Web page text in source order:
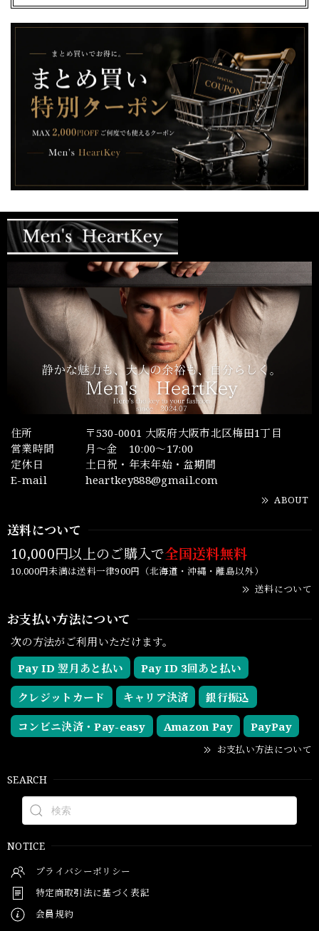
住所
〒530-0001 大阪府大阪市北区梅田1丁目
営業時間
月～金 10:00～17:00
定休日
土日祝・年末年始・盆期間
E-mail
heartkey888@gmail.com
ABOUT
送料について
10,000円以上のご購入で全国送料無料
10,000円未満は送料一律900円（北海道・沖縄・離島以外）
送料について
お支払い方法について
次の方法がご利用いただけます。
Pay ID 翌月あと払い
Pay ID 3回あと払い
クレジットカード キャリア決済 銀行振込
コンビニ決済・Pay-easy Amazon Pay PayPay
お支払い方法について
SEARCH
NOTICE
プライバシーポリシー
特定商取引法に基づく表記
会員規約